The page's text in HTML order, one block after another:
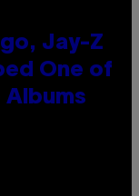
Jay-Z
One of